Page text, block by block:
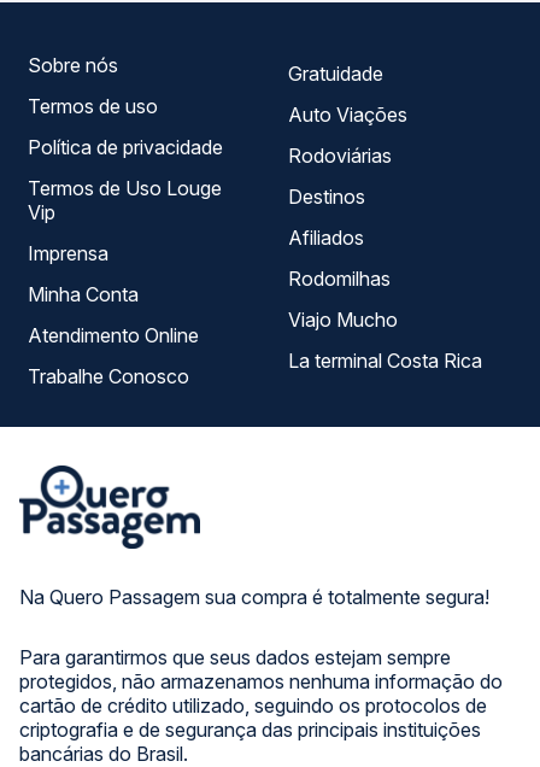
Na Quero Passagem sua compra é totalmente segura!
Para garantirmos que seus dados estejam sempre
protegidos, não armazenamos nenhuma informação do
cartão de crédito utilizado, seguindo os protocolos de
criptografia e de segurança das principais instituições
bancárias do Brasil.
Sobre nós
Termos de uso
Política de privacidade
Termos de Uso Louge
Vip
Imprensa
Minha Conta
Atendimento Online
Trabalhe Conosco
Gratuidade
Auto Viações
Rodoviárias
Destinos
Afiliados
Rodomilhas
Viajo Mucho
La terminal Costa Rica